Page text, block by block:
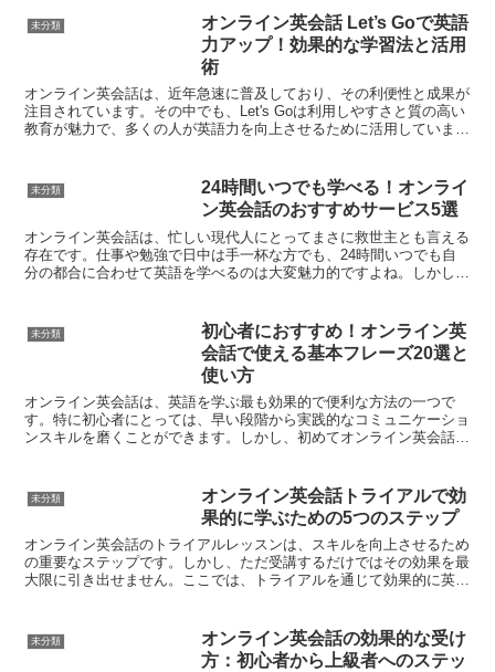
未分類
オンライン英会話 Let’s Goで英語
力アップ！効果的な学習法と活用
術
オンライン英会話は、近年急速に普及しており、その利便性と成果が
注目されています。その中でも、Let's Goは利用しやすさと質の高い
教育が魅力で、多くの人が英語力を向上させるために活用していま
未分類
24時間いつでも学べる！オンライ
ン英会話のおすすめサービス5選
オンライン英会話は、忙しい現代人にとってまさに救世主とも言える
存在です。仕事や勉強で日中は手一杯な方でも、24時間いつでも自
分の都合に合わせて英語を学べるのは大変魅力的ですよね。しかし、
未分類
初心者におすすめ！オンライン英
会話で使える基本フレーズ20選と
使い方
オンライン英会話は、英語を学ぶ最も効果的で便利な方法の一つで
す。特に初心者にとっては、早い段階から実践的なコミュニケーショ
ンスキルを磨くことができます。しかし、初めてオンライン英会話を
未分類
オンライン英会話トライアルで効
果的に学ぶための5つのステップ
オンライン英会話のトライアルレッスンは、スキルを向上させるため
の重要なステップです。しかし、ただ受講するだけではその効果を最
大限に引き出せません。ここでは、トライアルを通じて効果的に英会
未分類
オンライン英会話の効果的な受け
方：初心者から上級者へのステッ